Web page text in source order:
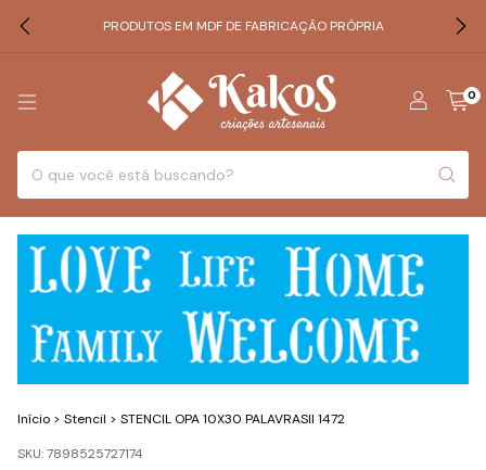
PRODUTOS EM MDF DE FABRICAÇÃO PRÓPRIA
0
Início > Stencil > STENCIL OPA 10X30 PALAVRASII 1472
SKU:7898525727174